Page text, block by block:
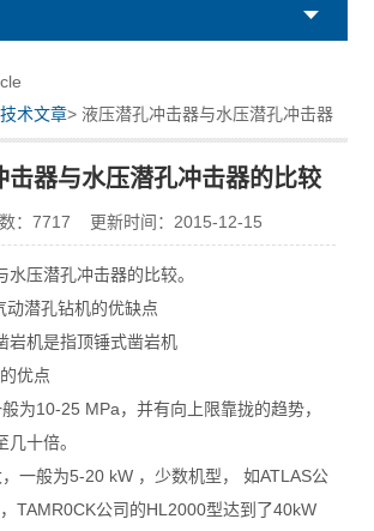
厂
技术文章> 液压潜孔冲击器与水压潜孔冲击器
击器与水压潜孔冲击器的比较
：7717 更新时间：2015-12-15
水压潜孔冲击器的比较。
动潜孔钻机的优缺点
岩机是指顶锤式凿岩机
优点
般为10-25 MPa，并有向上限靠拢的趋势，
几十倍。
，一般为5-20 kW ，少数机型， 如ATLAS公
TAMR0CK公司的HL2000型达到了40kW